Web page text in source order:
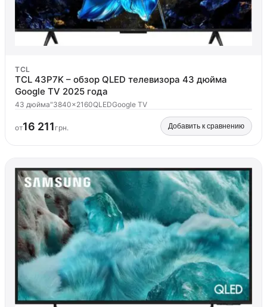
TCL
TCL 43P7K – обзор QLED телевизора 43 дюйма
Google TV 2025 года
43 дюйма"3840x2160QLEDGoogle TV
от16 211 грн. Добавить к сравнению